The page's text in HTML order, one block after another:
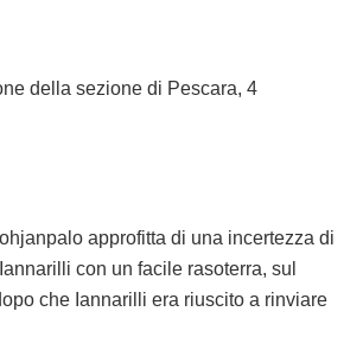
della sezione di Pescara, 4
approfitta di una incertezza di
con un facile rasoterra, sul
che Iannarilli era riuscito a rinviare